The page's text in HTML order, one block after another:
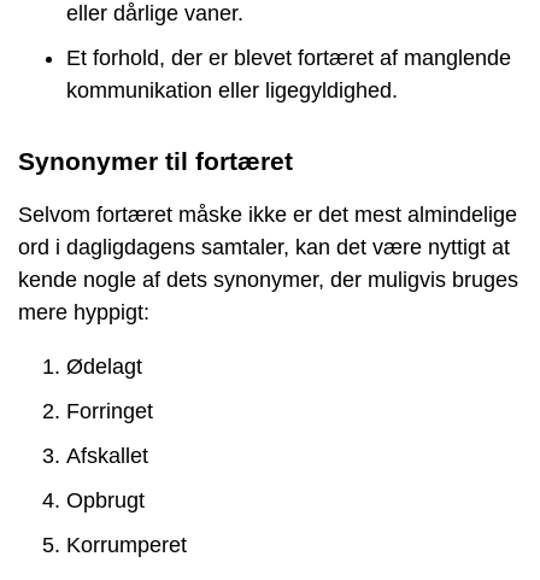
eller dårlige vaner.
Et forhold, der er blevet fortæret af manglende
kommunikation eller ligegyldighed.
Synonymer til fortæret
Selvom fortæret måske ikke er det mest almindelige
ord i dagligdagens samtaler, kan det være nyttigt at
kende nogle af dets synonymer, der muligvis bruges
mere hyppigt:
Ødelagt
Forringet
Afskallet
Opbrugt
Korrumperet